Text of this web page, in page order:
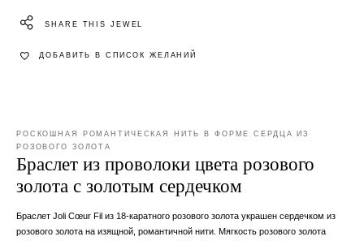
SHARE THIS JEWEL
ДОБАВИТЬ В СПИСОК ЖЕЛАНИЙ
РОСКОШНАЯ РОМАНТИЧЕСКАЯ НИТЬ В ФОРМЕ СЕРДЦА ИЗ
РОЗОВОГО ЗОЛОТА
Браслет из проволоки цвета розового
золота с золотым сердечком
Браслет Joli Cœur Fil из 18-каратного розового золота украшен сердечком из
розового золота на изящной, романтичной нити. Мягкость розового золота